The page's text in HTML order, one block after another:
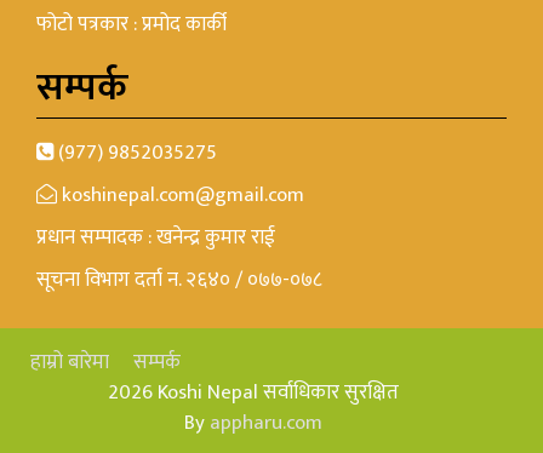
फोटो पत्रकार : प्रमोद कार्की
सम्पर्क
(977) 9852035275
koshinepal.com@gmail.com
प्रधान सम्पादक : खनेन्द्र कुमार राई
सूचना विभाग दर्ता न. २६४० / ०७७-०७८
हाम्रो बारेमा
सम्पर्क
2026 Koshi Nepal सर्वाधिकार सुरक्षित
Byappharu.com